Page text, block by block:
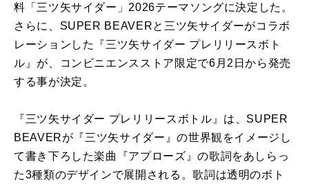
料「三ツ矢サイダー」2026テーマソングに決定した。
さらに、SUPER BEAVERと三ツ矢サイダーがコラボ
レーションした『三ツ矢サイダー プレリリースボト
ル』が、コンビニエンスストア限定で6月2日から発売
する事が決定。
『三ツ矢サイダー プレリリースボトル』は、SUPER
BEAVERが『三ツ矢サイダー』の世界観をイメージし
て書き下ろした楽曲『アプローズ』の歌詞をあしらっ
た3種類のデザインで展開される。歌詞は透明のボト